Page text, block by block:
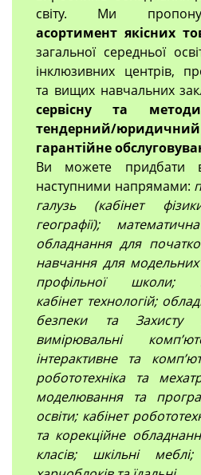
світу. Ми
асортимент якісних
загальної середньої
інклюзивних центрів,
та вищих навчальних
сервісну та
тендерний/
гарантійне
Ви можете придбати
наступними напрямами:
галузь (кабінет
географії);
обладнання для
навчання для
профільної школи;
кабінет технологій;
безпеки та Захисту
вимірювальні
інтерактивне та
робототехніка та
моделювання та
освіти; кабінет
та корекційне
класів; шкільні